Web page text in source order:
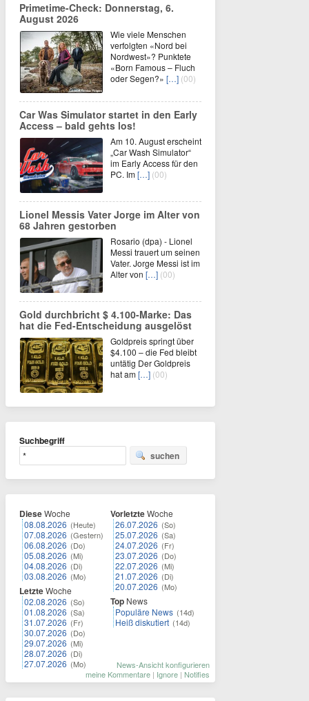
Primetime-Check: Donnerstag, 6.
August 2026
Wie viele Menschen
verfolgten «Nord bei
Nordwest»? Punktete
«Born Famous – Fluch
oder Segen?» […] (00)
Car Was Simulator startet in den Early
Access – bald gehts los!
Am 10. August erscheint
„Car Wash Simulator“
im Early Access für den
PC. Im[…] (00)
Lionel Messis Vater Jorge im Alter von
68 Jahren gestorben
Rosario (dpa) - Lionel
Messi trauert um seinen
Vater. Jorge Messi ist im
Alter von […] (00)
Gold durchbricht $ 4.100-Marke: Das
hat die Fed-Entscheidung ausgelöst
Goldpreis springt über
$4.100 – die Fed bleibt
untätig Der Goldpreis
hat am[…] (00)
Suchbegriff
suchen
DieseWoche
08.08.2026 (Heute)
07.08.2026 (Gestern)
06.08.2026 (Do)
05.08.2026 (Mi)
04.08.2026 (Di)
03.08.2026 (Mo)
LetzteWoche
02.08.2026 (So)
01.08.2026 (Sa)
31.07.2026 (Fr)
30.07.2026 (Do)
29.07.2026 (Mi)
28.07.2026 (Di)
27.07.2026 (Mo)
VorletzteWoche
26.07.2026 (So)
25.07.2026 (Sa)
24.07.2026 (Fr)
23.07.2026 (Do)
22.07.2026 (Mi)
21.07.2026 (Di)
20.07.2026 (Mo)
Top News
Populäre News (14d)
Heiß diskutiert (14d)
News-Ansicht konfigurieren
meine Kommentare | Ignore | Notifies